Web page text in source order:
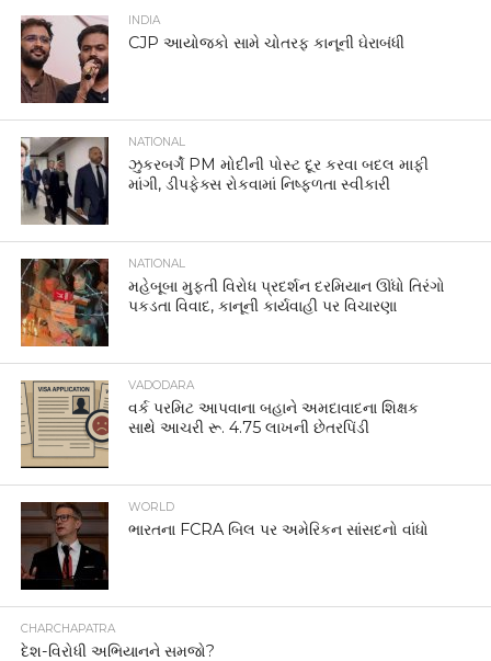
INDIA
CJP આયોજકો સામે ચોતરફ કાનૂની ઘેરાબંધી
NATIONAL
ઝુકરબર્ગે PM મોદીની પોસ્ટ દૂર કરવા બદલ માફી
માંગી, ડીપફેક્સ રોકવામાં નિષ્ફળતા સ્વીકારી
NATIONAL
મહેબૂબા મુફ્તી વિરોધ પ્રદર્શન દરમિયાન ઊંધો તિરંગો
પકડતા વિવાદ, કાનૂની કાર્યવાહી પર વિચારણા
VADODARA
વર્ક પરમિટ આપવાના બહાને અમદાવાદના શિક્ષક
સાથે આચરી રૂ. 4.75 લાખની છેતરપિંડી
WORLD
ભારતના FCRA બિલ પર અમેરિકન સાંસદનો વાંધો
CHARCHAPATRA
દેશ-વિરોધી અભિયાનને સમજો?